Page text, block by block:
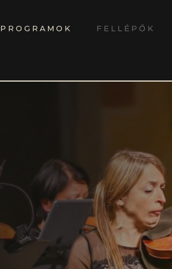
PROGRAMOK FELLÉPŐK